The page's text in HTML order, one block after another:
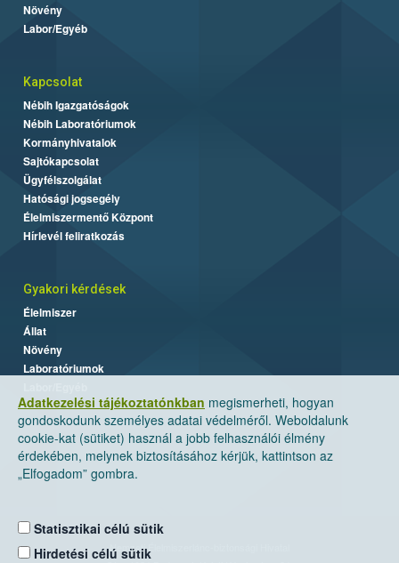
Adatkezelési tájékoztatónkban megismerheti, hogyan
gondoskodunk személyes adatai védelméről. Weboldalunk
cookie-kat (sütiket) használ a jobb felhasználói élmény
érdekében, melynek biztosításához kérjük, kattintson az
„Elfogadom” gombra.
Statisztikai célú sütik
Hirdetési célú sütik
Növény
Labor/Egyéb
Kapcsolat
Nébih Igazgatóságok
Nébih Laboratóriumok
Kormányhivatalok
Sajtókapcsolat
Ügyfélszolgálat
Hatósági jogsegély
Élelmiszermentő Központ
Hírlevél feliratkozás
Gyakori kérdések
Élelmiszer
Állat
Növény
Laboratóriumok
Nemzeti Élelmiszerlánc-biztonsági Hivatal